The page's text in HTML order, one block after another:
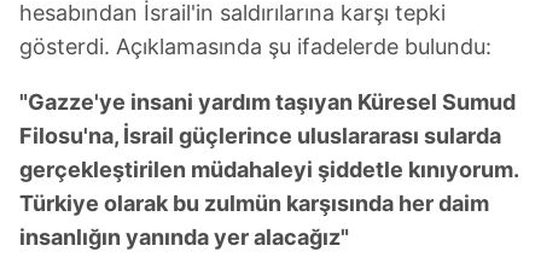
hesabından İsrail'in saldırılarına karşı tepki
gösterdi. Açıklamasında şu ifadelerde bulundu:
"Gazze'ye insani yardım taşıyan Küresel Sumud
Filosu'na, İsrail güçlerince uluslararası sularda
gerçekleştirilen müdahaleyi şiddetle kınıyorum.
Türkiye olarak bu zulmün karşısında her daim
insanlığın yanında yer alacağız"